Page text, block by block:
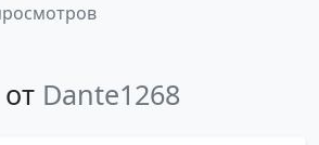
Dante1268